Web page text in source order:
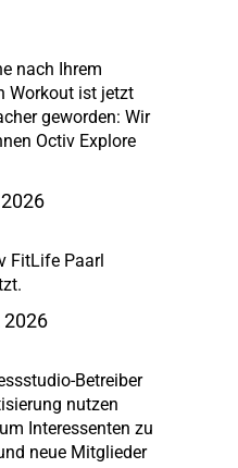
nach Ihrem
Workout ist jetzt
geworden: Wir
Octiv Explore
FitLife Paarl
2026
Betreiber
nutzen
Interessenten zu
neue Mitglieder